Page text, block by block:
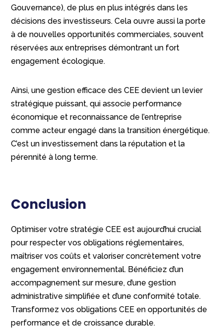
Gouvernance), de plus en plus intégrés dans les
décisions des investisseurs. Cela ouvre aussi la porte
à de nouvelles opportunités commerciales, souvent
réservées aux entreprises démontrant un fort
engagement écologique.
Ainsi, une gestion efficace des CEE devient un levier
stratégique puissant, qui associe performance
économique et reconnaissance de l’entreprise
comme acteur engagé dans la transition énergétique.
C’est un investissement dans la réputation et la
pérennité à long terme.
Conclusion
Optimiser votre stratégie CEE est aujourd’hui crucial
pour respecter vos obligations réglementaires,
maîtriser vos coûts et valoriser concrètement votre
engagement environnemental. Bénéficiez d’un
accompagnement sur mesure, d’une gestion
administrative simplifiée et d’une conformité totale.
Transformez vos obligations CEE en opportunités de
performance et de croissance durable.